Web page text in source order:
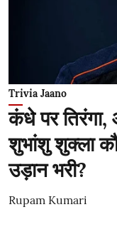
Trivia Jaano
कंधे पर
शुभांशु शुक्ला
उड़ान भरी?
Rupam Kumari